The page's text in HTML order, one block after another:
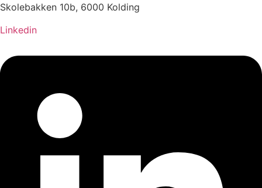
Skolebakken 10b, 6000 Kolding
Linkedin